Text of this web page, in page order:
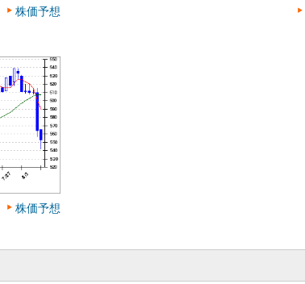
株価予想
株価予想